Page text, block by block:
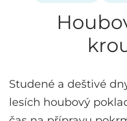
Studené a deštivé
lesích houbový